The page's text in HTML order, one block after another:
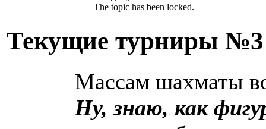
The topic has been locked.
Текущие турниры
Массам шахматы
Ну, знаю, как